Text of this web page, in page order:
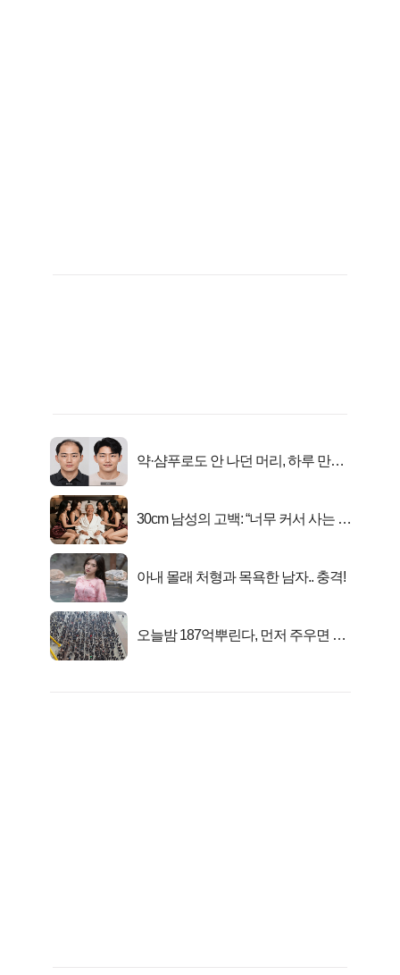
약·샴푸로도 안 나던 머리, 하루 만에
30cm 남성의 고백: “너무 커서 사는 게
아내 몰래 처형과 목욕한 남자.. 충격!
오늘밤 187억뿌린다, 먼저 주우면 최